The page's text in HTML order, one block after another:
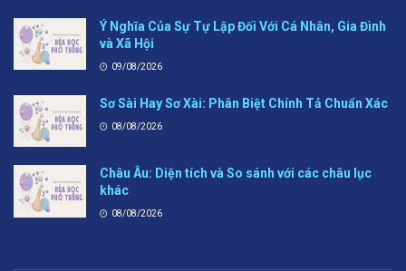
Ý Nghĩa Của Sự Tự Lập Đối Với Cá Nhân, Gia Đình
và Xã Hội
09/08/2026
Sơ Sài Hay Sơ Xài: Phân Biệt Chính Tả Chuẩn Xác
08/08/2026
Châu Âu: Diện tích và So sánh với các châu lục
khác
08/08/2026